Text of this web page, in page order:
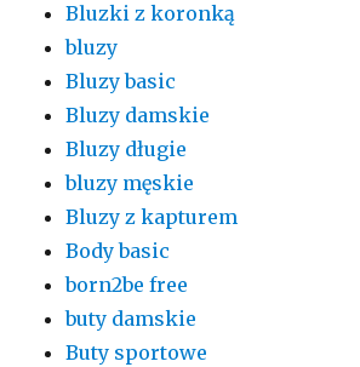
Bluzki z koronką
bluzy
Bluzy basic
Bluzy damskie
Bluzy długie
bluzy męskie
Bluzy z kapturem
Body basic
born2be free
buty damskie
Buty sportowe